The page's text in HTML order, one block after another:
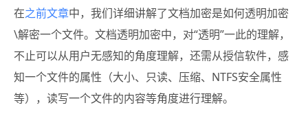
在之前文章中，我们详细讲解了文档加密是如何透明加密
\解密一个文件。文档透明加密中，对“透明”一此的理解，
不止可以从用户无感知的角度理解，还需从授信软件，感
知一个文件的属性（大小、只读、压缩、NTFS安全属性
等），读写一个文件的内容等角度进行理解。